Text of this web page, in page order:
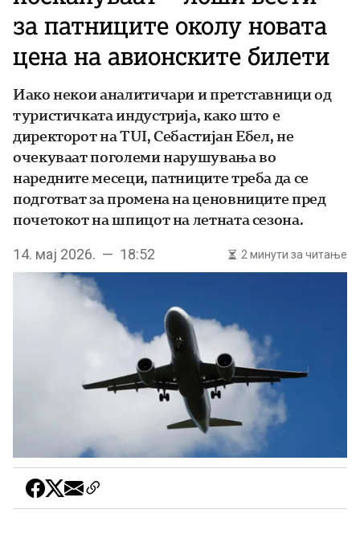
за патниците околу новата
цена на авионските билети
Иако некои аналитичари и претставници од
туристичката индустрија, како што е
директорот на TUI, Себастијан Ебел, не
очекуваат поголеми нарушувања во
наредните месеци, патниците треба да се
подготват за промена на ценовниците пред
почетокот на шпицот на летната сезона.
14. мај 2026. — 18:52 2 минути за читање